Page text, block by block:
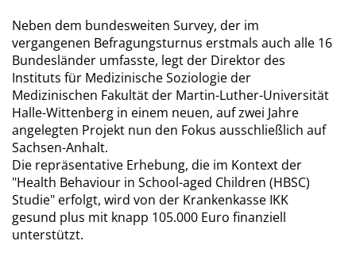
Neben dem bundesweiten Survey, der im
vergangenen Befragungsturnus erstmals auch alle 16
Bundesländer umfasste, legt der Direktor des
Instituts für Medizinische Soziologie der
Medizinischen Fakultät der Martin-Luther-Universität
Halle-Wittenberg in einem neuen, auf zwei Jahre
angelegten Projekt nun den Fokus ausschließlich auf
Sachsen-Anhalt.
Die repräsentative Erhebung, die im Kontext der
"Health Behaviour in School-aged Children (HBSC)
Studie" erfolgt, wird von der Krankenkasse IKK
gesund plus mit knapp 105.000 Euro finanziell
unterstützt.